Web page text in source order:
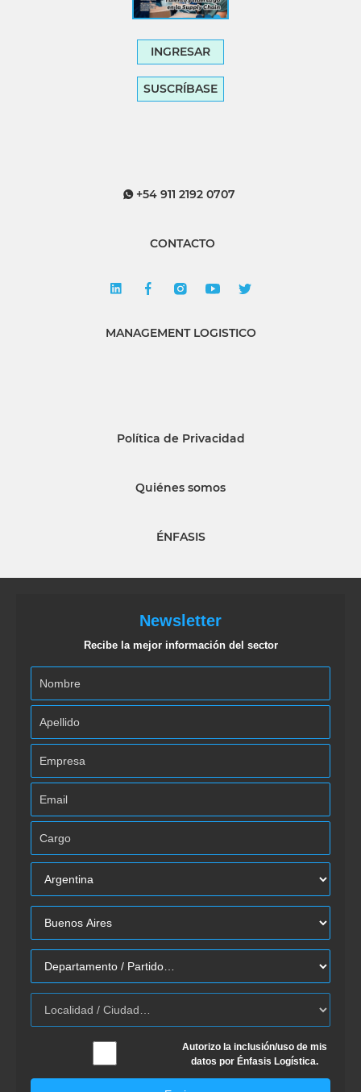
INGRESAR
SUSCRÍBASE
+54 911 2192 0707
CONTACTO
MANAGEMENT LOGISTICO
Política de Privacidad
Quiénes somos
ÉNFASIS
Newsletter
Recibe la mejor información del sector
Autorizo la inclusión/uso de mis
datos por Énfasis Logística.